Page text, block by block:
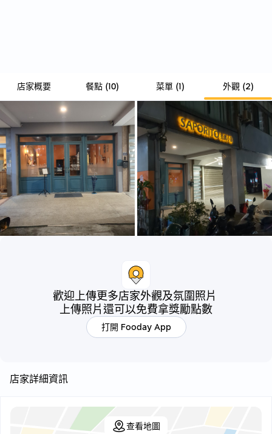
店家概要 餐點(10) 菜單(1) 外觀(2)
歡迎上傳更多店家外觀及氛圍照片
上傳照片還可以免費拿獎勵點數
打開 Fooday App
店家詳細資訊
查看地圖